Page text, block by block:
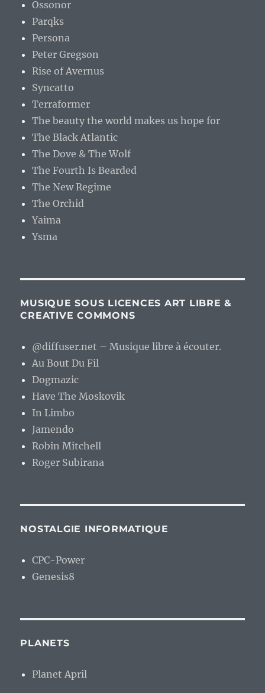
Ossonor
Parqks
Persona
Peter Gregson
Rise of Avernus
Syncatto
Terraformer
The beauty the world makes us hope for
The Black Atlantic
The Dove & The Wolf
The Fourth Is Bearded
The New Regime
The Orchid
Yaima
Ysma
MUSIQUE SOUS LICENCES ART LIBRE &
CREATIVE COMMONS
@diffuser.net – Musique libre à écouter.
Au Bout Du Fil
Dogmazic
Have The Moskovik
In Limbo
Jamendo
Robin Mitchell
Roger Subirana
NOSTALGIE INFORMATIQUE
CPC-Power
Genesis8
PLANETS
Planet April